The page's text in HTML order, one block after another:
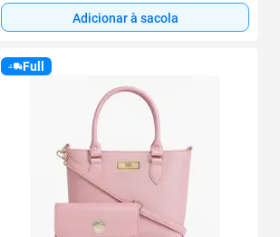
Adicionar à sacola
Full